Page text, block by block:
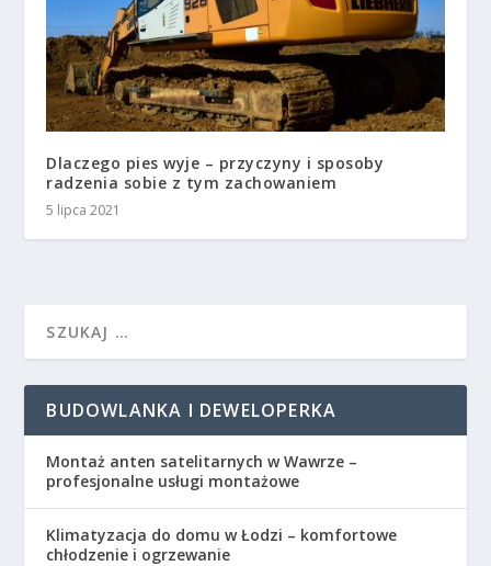
Dlaczego pies wyje – przyczyny i sposoby
radzenia sobie z tym zachowaniem
5 lipca 2021
BUDOWLANKA I DEWELOPERKA
Montaż anten satelitarnych w Wawrze –
profesjonalne usługi montażowe
Klimatyzacja do domu w Łodzi – komfortowe
chłodzenie i ogrzewanie